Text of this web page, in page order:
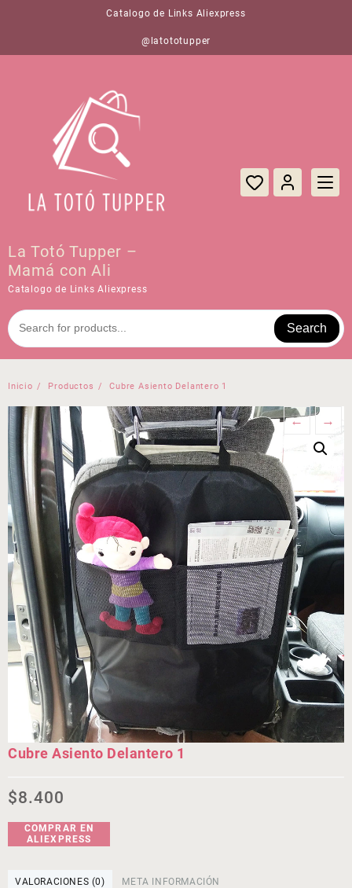
Catalogo de Links Aliexpress
@latototupper
La Totó Tupper –
Mamá con Ali
Catalogo de Links Aliexpress
Search
Inicio Productos Cubre Asiento Delantero 1
← →
Cubre Asiento Delantero 1
$8.400
COMPRAR EN
ALIEXPRESS
VALORACIONES (0) META INFORMACIÓN